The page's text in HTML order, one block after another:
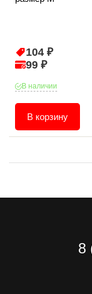
104 ₽
99 ₽
В наличии
В корзину
8